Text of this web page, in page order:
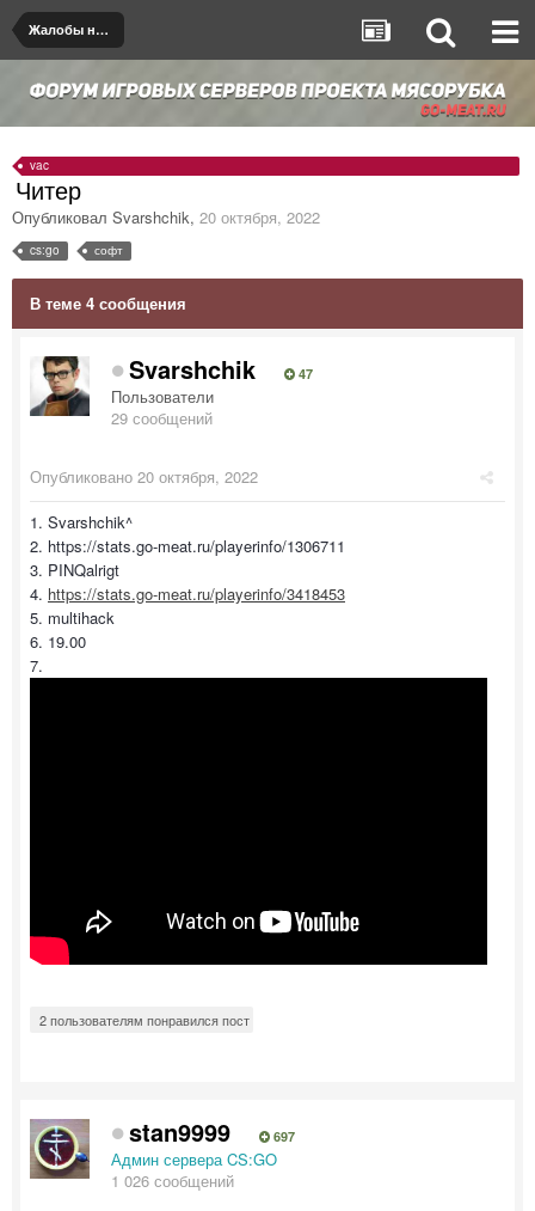
Жалобы на игроков/админов
vac
Читер
Опубликовал Svarshchik, 20 октября, 2022
cs:go софт
В теме 4 сообщения
Svarshchik 47
Пользователи
29 сообщений
Опубликовано 20 октября, 2022
1. Svarshchik^
2. https://stats.go-meat.ru/playerinfo/1306711
3. PINQalrigt
4. https://stats.go-meat.ru/playerinfo/3418453
5. multihack
6. 19.00
7.
2 пользователям понравился пост
stan9999 697
Админ сервера CS:GO
1 026 сообщений